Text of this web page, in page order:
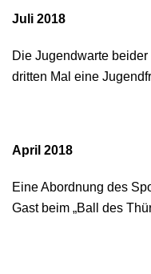
Juli 2018
Die Jugendwarte
dritten Mal eine
April 2018
Eine Abordnung des
Gast beim „Ball des